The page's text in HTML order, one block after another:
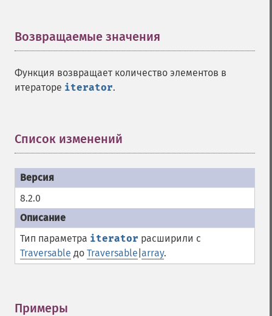
Возвращаемые значения
Функция возвращает количество элементов в
итераторе iterator.
Список изменений
8.2.0
Тип параметра iterator расширили с
Traversable до Traversable array.
Примеры